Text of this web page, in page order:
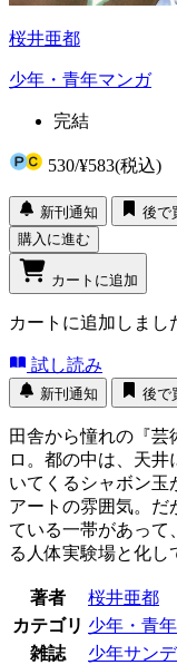
桜井亜都
少年・青年マンガ
完結
530/¥583(税込)
新刊通知
後で
購入に進む
カートに追加
カートに追加しまし
試し読み
新刊通知 後で
田舎から憧れの『芸
ロ。都の中は、天
いてくるシャボン玉
アートの雰囲気。だ
ている一帯があって
る人体実験場と化
著者
桜井亜都
カテゴリ 少年・青
雑誌
少年サン